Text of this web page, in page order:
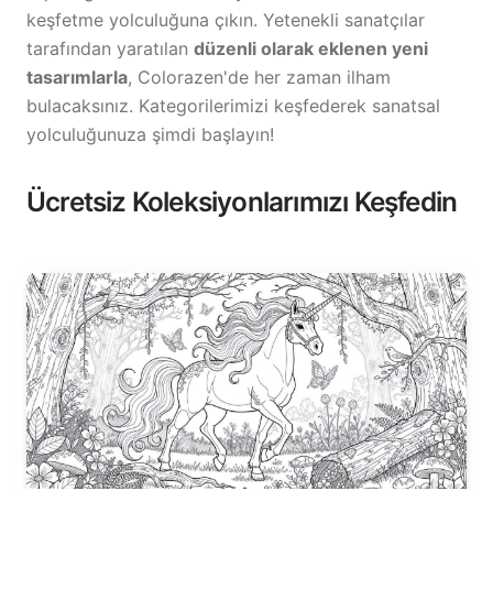
keşfetme yolculuğuna çıkın. Yetenekli sanatçılar
tarafından yaratılan düzenli olarak eklenen yeni
tasarımlarla, Colorazen'de her zaman ilham
bulacaksınız. Kategorilerimizi keşfederek sanatsal
yolculuğunuza şimdi başlayın!
Ücretsiz Koleksiyonlarımızı Keşfedin